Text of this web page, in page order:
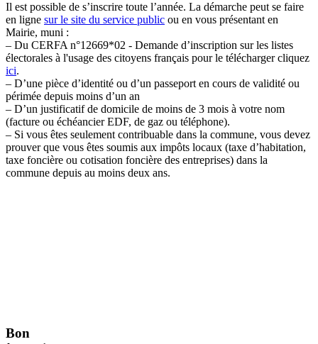
Il est possible de s’inscrire toute l’année. La démarche peut se faire
en ligne sur le site du service public ou en vous présentant en
Mairie, muni :
– Du CERFA n°12669*02 - Demande d’inscription sur les listes
électorales à l'usage des citoyens français pour le télécharger cliquez
ici.
– D’une pièce d’identité ou d’un passeport en cours de validité ou
périmée depuis moins d’un an
– D’un justificatif de domicile de moins de 3 mois à votre nom
(facture ou échéancier EDF, de gaz ou téléphone).
– Si vous êtes seulement contribuable dans la commune, vous devez
prouver que vous êtes soumis aux impôts locaux (taxe d’habitation,
taxe foncière ou cotisation foncière des entreprises) dans la
commune depuis au moins deux ans.
Bon